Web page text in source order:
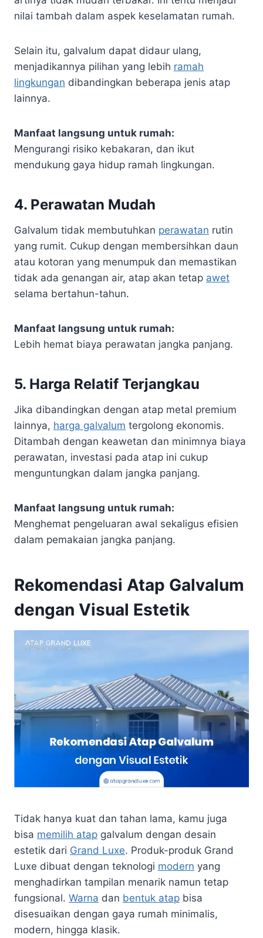
nilai tambah dalam aspek keselamatan rumah.
Selain itu, galvalum dapat didaur ulang,
menjadikannya pilihan yang lebih ramah
lingkungan dibandingkan beberapa jenis atap
lainnya.
Manfaat langsung untuk rumah:
Mengurangi risiko kebakaran, dan ikut
mendukung gaya hidup ramah lingkungan.
4. Perawatan Mudah
Galvalum tidak membutuhkan perawatan rutin
yang rumit. Cukup dengan membersihkan daun
atau kotoran yang menumpuk dan memastikan
tidak ada genangan air, atap akan tetap awet
selama bertahun-tahun.
Manfaat langsung untuk rumah:
Lebih hemat biaya perawatan jangka panjang.
5. Harga Relatif Terjangkau
Jika dibandingkan dengan atap metal premium
lainnya, harga galvalum tergolong ekonomis.
Ditambah dengan keawetan dan minimnya biaya
perawatan, investasi pada atap ini cukup
menguntungkan dalam jangka panjang.
Manfaat langsung untuk rumah:
Menghemat pengeluaran awal sekaligus efisien
dalam pemakaian jangka panjang.
Rekomendasi Atap Galvalum
dengan Visual Estetik
Tidak hanya kuat dan tahan lama, kamu juga
bisa memilih atap galvalum dengan desain
estetik dari Grand Luxe. Produk-produk Grand
Luxe dibuat dengan teknologi modern yang
menghadirkan tampilan menarik namun tetap
fungsional. Warna dan bentuk atap bisa
disesuaikan dengan gaya rumah minimalis,
modern, hingga klasik.